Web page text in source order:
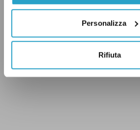
Personalizza
Rifiuta
nelle istituzioni»,si leggenel